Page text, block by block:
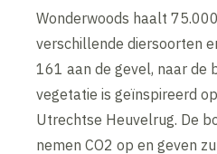
Wonderwoods haalt
verschillende diersoorten
161 aan de gevel, naar de
vegetatie is geïnspireerd
Utrechtse Heuvelrug. De
nemen CO2 op en geven